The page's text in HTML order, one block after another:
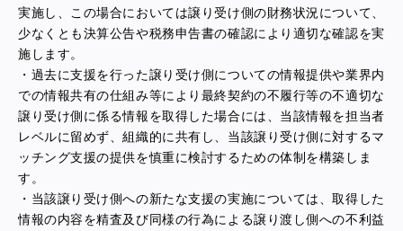
実施し、この場合においては譲り受け側の財務状況について、
少なくとも決算公告や税務申告書の確認により適切な確認を実
施します。
・過去に支援を行った譲り受け側についての情報提供や業界内
での情報共有の仕組み等により最終契約の不履行等の不適切な
譲り受け側に係る情報を取得した場合には、当該情報を担当者
レベルに留めず、組織的に共有し、当該譲り受け側に対するマ
ッチング支援の提供を慎重に検討するための体制を構築しま
す。
・当該譲り受け側への新たな支援の実施については、取得した
情報の内容を精査及び同様の行為による譲り渡し側への不利益